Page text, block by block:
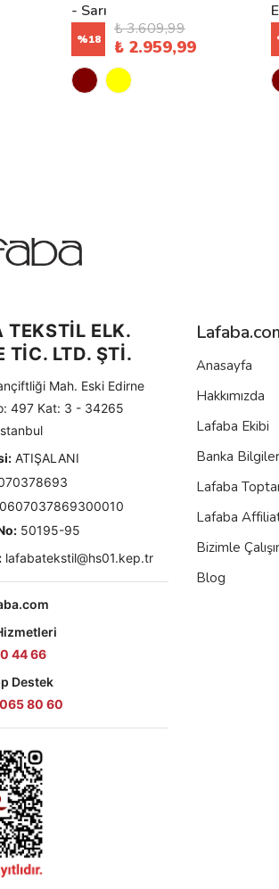
- Sarı
%18
₺ 3.609,99
₺ 2.959,99
Anasayfa
Hakkımızda
Lafaba Ekibi
Banka
Lafaba
Lafaba
Bizimle
Blog
TEKSTİL ELK.
TİC. LTD. ŞTİ.
Mah. Eski Edirne
497 Kat: 3 - 34265
ATIŞALANI
0607037869300010
50195-95
lafabatekstil@hs01.kep.tr
44 66
Destek
80 60